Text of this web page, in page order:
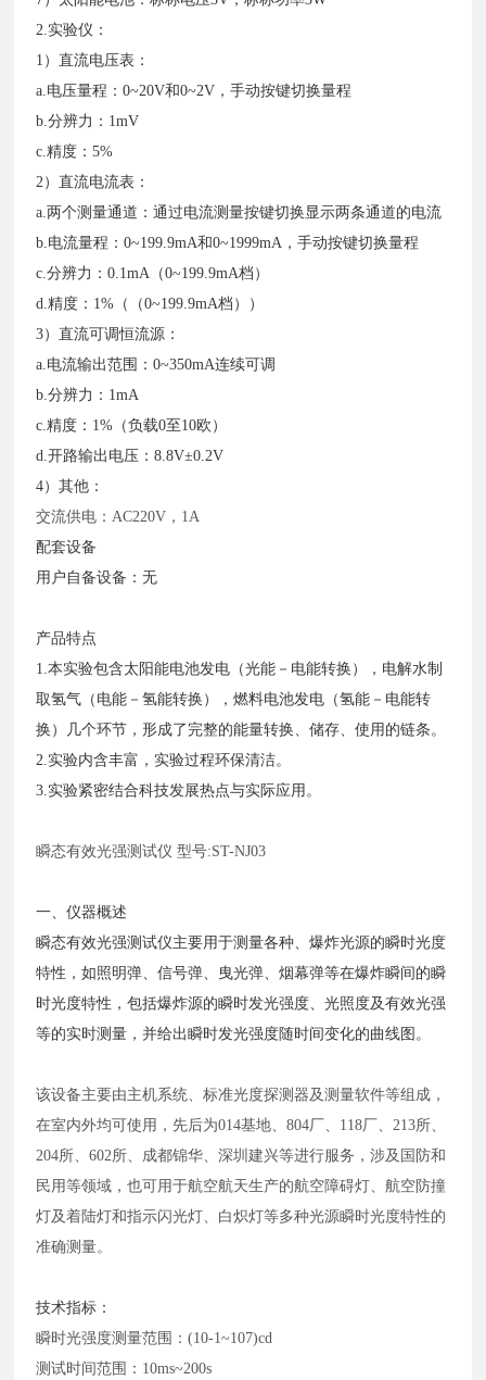
2.实验仪：
1）直流电压表：
a.电压量程：0~20V和0~2V，手动按键切换量程
b.分辨力：1mV
c.精度：5%
2）直流电流表：
a.两个测量通道：通过电流测量按键切换显示两条通道的电流
b.电流量程：0~199.9mA和0~1999mA，手动按键切换量程
c.分辨力：0.1mA（0~199.9mA档）
d.精度：1%（（0~199.9mA档））
3）直流可调恒流源：
a.电流输出范围：0~350mA连续可调
b.分辨力：1mA
c.精度：1%（负载0至10欧）
d.开路输出电压：8.8V±0.2V
4）其他：
交流供电： AC220V，1A
配套设备
用户自备设备：无
产品特点
1.本实验包含太阳能电池发电（光能－电能转换），电解水制
取氢气（电能－氢能转换），燃料电池发电（氢能－电能转
换）几个环节，形成了完整的能量转换、储存、使用的链条。
2.实验内含丰富，实验过程环保清洁。
3.实验紧密结合科技发展热点与实际应用。
瞬态有效光强测试仪 型号:ST-NJ03
一、仪器概述
瞬态有效光强测试仪主要用于测量各种、爆炸光源的瞬时光度
特性，如照明弹、信号弹、曳光弹、烟幕弹等在爆炸瞬间的瞬
时光度特性，包括爆炸源的瞬时发光强度、光照度及有效光强
等的实时测量，并给出瞬时发光强度随时间变化的曲线图。
该设备主要由主机系统、标准光度探测器及测量软件等组成，
在室内外均可使用，先后为014基地、804厂、118厂、213所、
204所、602所、成都锦华、深圳建兴等进行服务，涉及国防和
民用等领域，也可用于航空航天生产的航空障碍灯、航空防撞
灯及着陆灯和指示闪光灯、白炽灯等多种光源瞬时光度特性的
准确测量。
技术指标：
瞬时光强度测量范围：(10-1~107)cd
测试时间范围： 10ms~200s